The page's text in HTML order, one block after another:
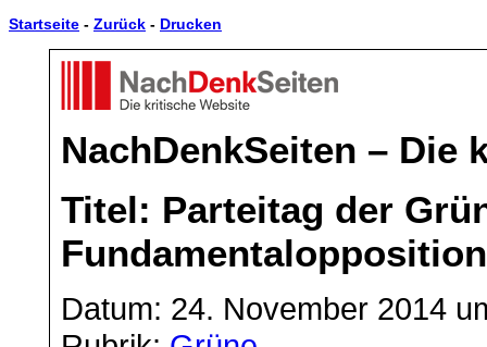
Startseite - Zurück - Drucken
NachDenkSeiten – Die
Titel: Parteitag der
Datum: 24. November 2014